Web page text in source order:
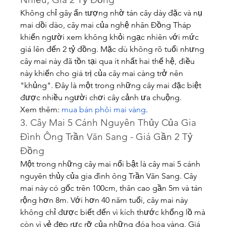
Không chỉ gây ấn tượng nhờ tán cây dày đặc và nụ
mai dồi dào, cây mai của nghệ nhân Đồng Tháp
khiến người xem không khỏi ngạc nhiên với mức
giá lên đến 2 tỷ đồng. Mặc dù không rõ tuổi nhưng
cây mai này đã tồn tại qua ít nhất hai thế hệ, điều
này khiến cho giá trị của cây mai càng trở nên
"khủng". Đây là một trong những cây mai đặc biệt
được nhiều người chơi cây cảnh ưa chuộng.
Xem thêm: mua bán phôi mai vàng.
3. Cây Mai 5 Cánh Nguyên Thủy Của Gia
Đình Ông Trần Văn Sang - Giá Gần 2 Tỷ
Đồng
Một trong những cây mai nổi bật là cây mai 5 cánh
nguyên thủy của gia đình ông Trần Văn Sang. Cây
mai này có gốc trên 100cm, thân cao gần 5m và tán
rộng hơn 8m. Với hơn 40 năm tuổi, cây mai này
không chỉ được biết đến vì kích thước khổng lồ mà
còn vì vẻ đẹp rực rỡ của những đóa hoa vàng. Giá